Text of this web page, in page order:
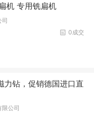
机 专用铣扁机
司
0成交
力钻，促销德国进口直
限公司